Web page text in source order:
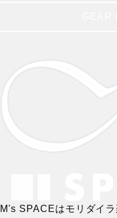
M's SPACEはモリダイ